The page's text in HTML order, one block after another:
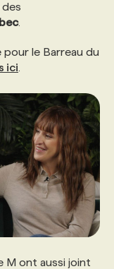
des
.
pour le Barreau du
ici
M ont aussi joint